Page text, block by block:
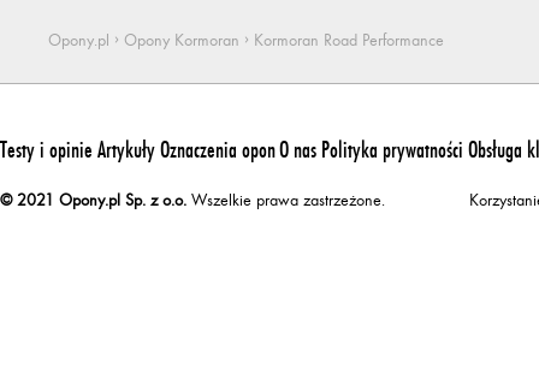
Opony.pl › Opony Kormoran › Kormoran Road Performance
Testy i opinie ArtykułyOznaczenia oponO nas Polityka prywatności Obsługa
© 2021 Opony.pl Sp. z o.o. Wszelkie prawa zastrzeżone.